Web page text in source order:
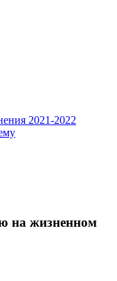
2021-2022
на жизненном